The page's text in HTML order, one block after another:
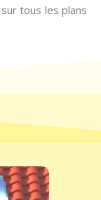
tous les plans